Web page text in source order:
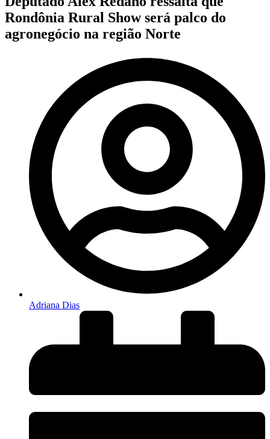
Rondônia Rural Show será palco do
agronegócio na região Norte
Adriana Dias